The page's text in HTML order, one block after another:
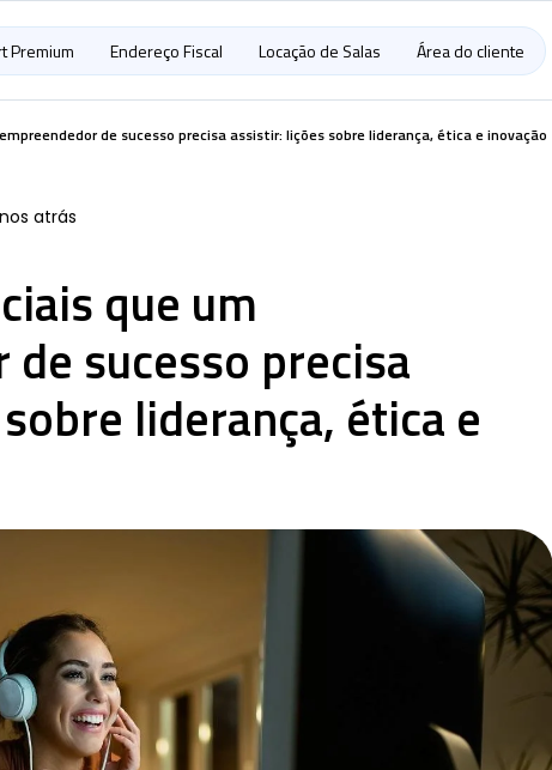
Premium Endereço Fiscal Locação de Salas Área do cliente
de sucesso precisa assistir: lições sobre liderança, ética e inovação
atrás
que um
sucesso precisa
liderança, ética e